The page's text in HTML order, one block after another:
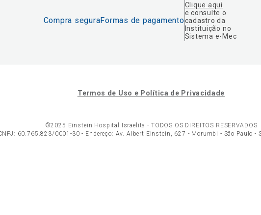
Compra seguraFormas de pagamento
Clique aqui
e consulte o
cadastro da
Instituição no
Sistema e-Mec
Termos de Uso e Política de Privacidade
©2025 Einstein Hospital Israelita - TODOS OS DIREITOS RESERVADOS
60.765.823/0001-30 - Endereço: Av. Albert Einstein, 627 - Morumbi - São Paulo -